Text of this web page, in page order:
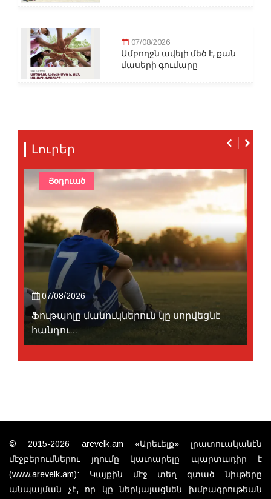
07/08/2026
Ամբողջն ավելի մեծ է, քան
մասերի գումարը
Լուրեր
07/08/2026
Ֆութպոլը մանուկներուն կը սորվեցնէ
հանդու...
Յօդուած
© 2015-2026 arevelk.am «Արեւելք» լրատուականէն
մէջբերումներու յղումը կատարելը պարտադիր է
(www.arevelk.am): Կայքին մէջ տեղ գտած նիւթերը
անպայման չէ, որ կը ներկայացնեն խմբագրութեան